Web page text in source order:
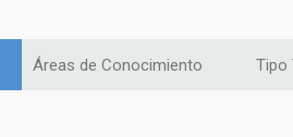
Áreas de Conocimiento Tipo